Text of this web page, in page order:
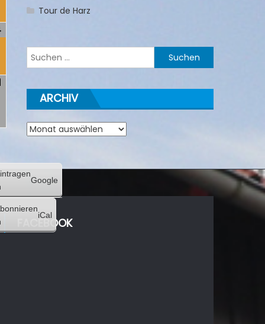
Veranstaltung)
Google
iCal
Tour de Harz
Suchen
nach:
ARCHIV
Archiv
FACEBOOK